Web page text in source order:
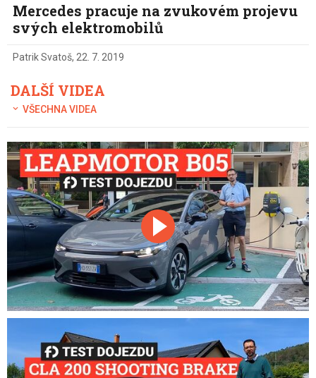
Mercedes pracuje na zvukovém projevu
svých elektromobilů
Patrik Svatoš, 22. 7. 2019
DALŠÍ VIDEA
VŠECHNA VIDEA